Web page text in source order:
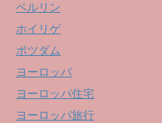
ベルリン
ホイリゲ
ポツダム
ヨーロッパ
ヨーロッパ住宅
ヨーロッパ旅行